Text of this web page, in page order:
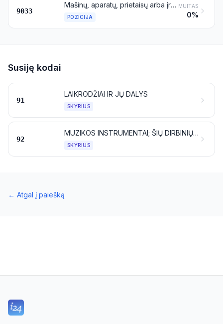
9033
Mašinų, aparatų, prietaisų arba įrankių, priskiriamų 90 skirsniui, dalys ir reikmenys (nenurodyti kitoje šio skirsnio vietoje)
POZICIJA
MUITAS
0%
Susiję kodai
91
LAIKRODŽIAI IR JŲ DALYS
SKYRIUS
92
MUZIKOS INSTRUMENTAI; ŠIŲ DIRBINIŲ DALYS IR REIKMENYS
SKYRIUS
← Atgal į paiešką